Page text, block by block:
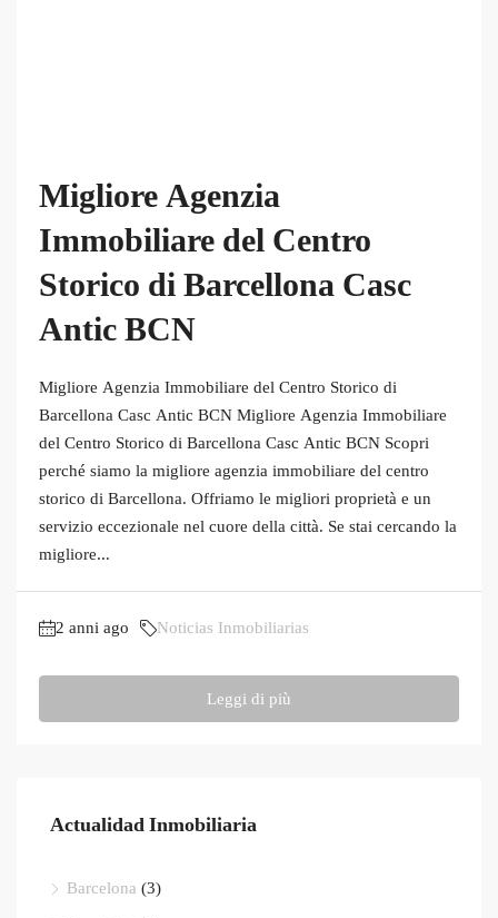
Migliore Agenzia
Immobiliare del Centro
Storico di Barcellona Casc
Antic BCN
Migliore Agenzia Immobiliare del Centro Storico di
Barcellona Casc Antic BCN Migliore Agenzia Immobiliare
del Centro Storico di Barcellona Casc Antic BCN Scopri
perché siamo la migliore agenzia immobiliare del centro
storico di Barcellona. Offriamo le migliori proprietà e un
servizio eccezionale nel cuore della città. Se stai cercando la
migliore...
2 anni ago Noticias Inmobiliarias
Leggi di più
Actualidad Inmobiliaria
Barcelona (3)